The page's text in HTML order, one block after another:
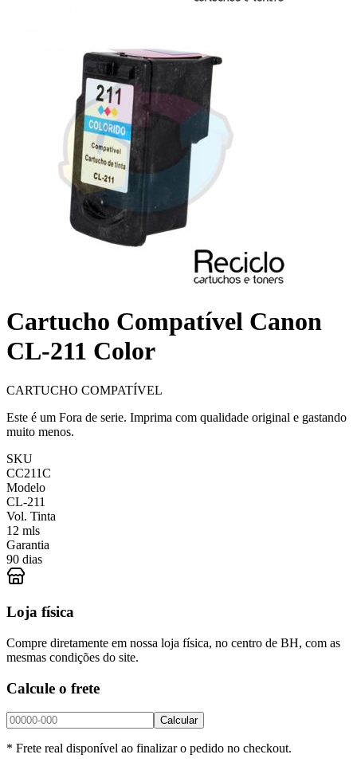
Cartucho Compatível Canon
CL-211 Color
CARTUCHO COMPATÍVEL
Este é um Fora de serie. Imprima com qualidade original e gastando
muito menos.
SKU
CC211C
Modelo
CL-211
Vol. Tinta
12 mls
Garantia
90 dias
Loja física
Compre diretamente em nossa loja física, no centro de BH, com as
mesmas condições do site.
Calcule o frete
Calcular
* Frete real disponível ao finalizar o pedido no checkout.